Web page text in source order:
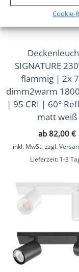
Cookie-
SIGNATURE
flammig | 2x
dimm2warm
| 95 CRI | 60°
matt weiß
ab 82,00 €
inkl. MwSt. zzgl.
Lieferzeit: 1-3